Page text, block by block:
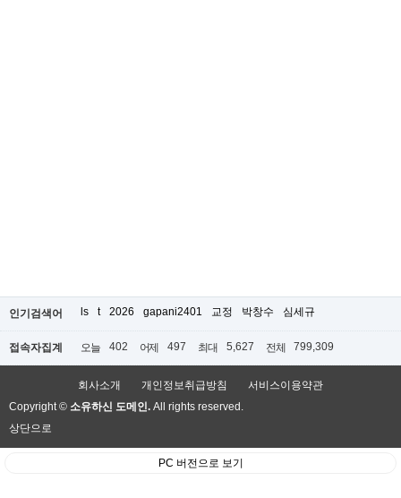
인기검색어 ls t 2026 gapani2401 교정 박창수 심세규
접속자집계 오늘 402 어제 497 최대 5,627 전체 799,309
회사소개 개인정보취급방침
서비스이용약관
Copyright © 소유하신 도메인. All rights reserved.
상단으로
PC 버전으로 보기